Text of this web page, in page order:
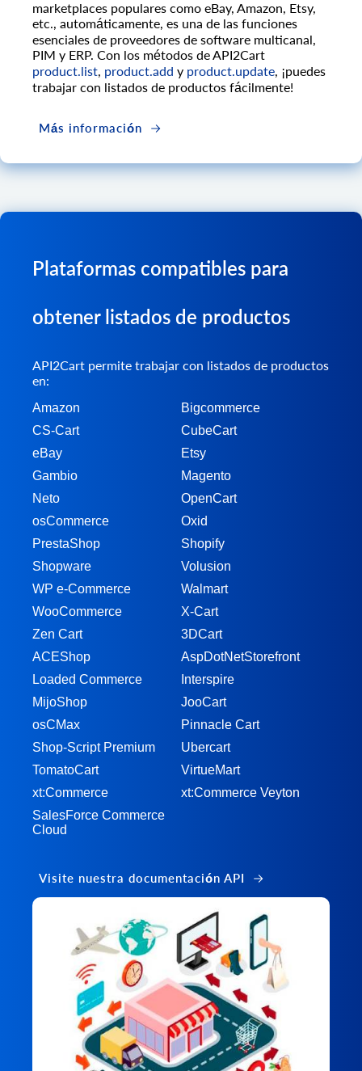
marketplaces populares como eBay, Amazon, Etsy,
etc., automáticamente, es una de las funciones
esenciales de proveedores de software multicanal,
PIM y ERP. Con los métodos de API2Cart
product.list product.add y product.update , ¡puedes
trabajar con listados de productos fácilmente!
Más información
Plataformas compatibles para
obtener listados de productos
API2Cart permite trabajar con listados de productos
en:
Amazon
Bigcommerce
CS-Cart
CubeCart
eBay
Etsy
Gambio
Magento
Neto
OpenCart
osCommerce
Oxid
PrestaShop
Shopify
Shopware
Volusion
WP e-Commerce
Walmart
WooCommerce
X-Cart
Zen Cart
3DCart
ACEShop
AspDotNetStorefront
Loaded Commerce
Interspire
MijoShop
JooCart
osCMax
Pinnacle Cart
Shop-Script Premium
Ubercart
TomatoCart
VirtueMart
xt:Commerce
xt:Commerce Veyton
SalesForce Commerce
Cloud
Visite nuestra documentación API